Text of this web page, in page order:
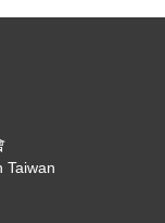
Taiwan